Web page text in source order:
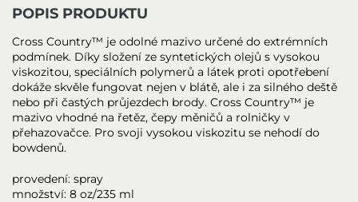
POPIS PRODUKTU
Cross Country™ je odolné mazivo určené do extrémních
podmínek. Díky složení ze syntetických olejů s vysokou
viskozitou, speciálních polymerů a látek proti opotřebení
dokáže skvěle fungovat nejen v blátě, ale i za silného deště
nebo při častých průjezdech brody. Cross Country™ je
mazivo vhodné na řetěz, čepy měničů a rolničky v
přehazovačce. Pro svoji vysokou viskozitu se nehodí do
bowdenů.
provedení: spray
množství: 8 oz/235 ml